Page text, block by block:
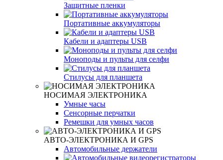
Защитные пленки
Портативные аккумуляторы
Кабели и адаптеры USB
Моноподы и пульты для селфи
Стилусы для планшета
НОСИМАЯ ЭЛЕКТРОНИКА
Умные часы
Сенсорные перчатки
Ремешки для умных часов
АВТО-ЭЛЕКТРОНИКА И GPS
Автомобильные держатели